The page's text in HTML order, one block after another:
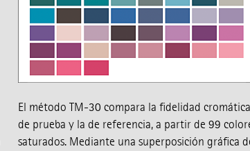
El método TM-30 compara la fidelidad
de prueba y la de referencia, a partir de 99
saturados. Mediante una superposición gráfica